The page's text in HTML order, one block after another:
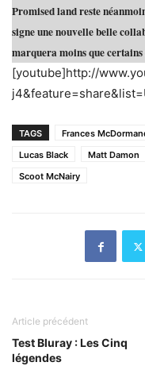
Promised land reste
signe une nouvelle belle
marquera moins que
[youtube]http://
TAGS Frances
Lucas Black
Matt Damon
Scoot McNairy
Article précédent
Test Bluray : Les Cinq
légendes